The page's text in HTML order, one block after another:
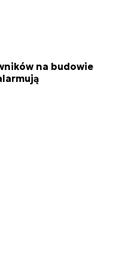
na budowie